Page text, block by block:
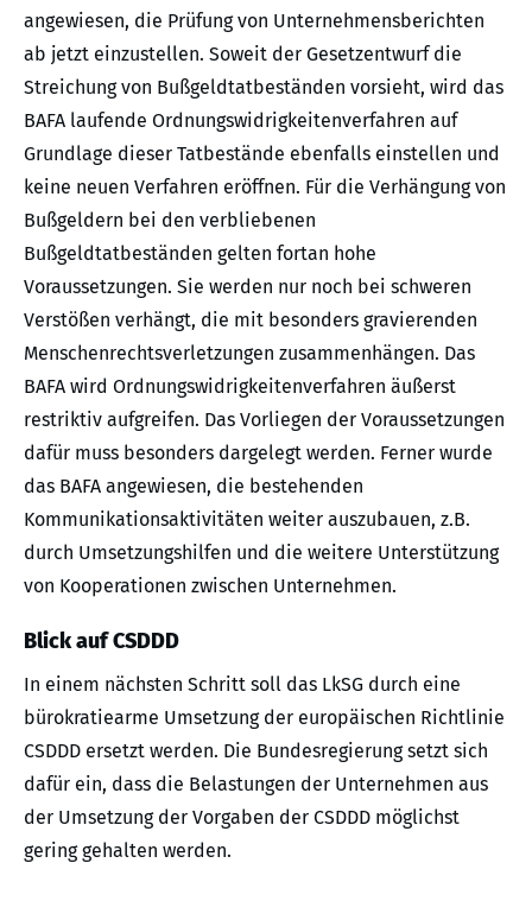
angewiesen, die Prüfung von Unternehmensberichten
ab jetzt einzustellen. Soweit der Gesetzentwurf die
Streichung von Bußgeldtatbeständen vorsieht, wird das
BAFA laufende Ordnungswidrigkeitenverfahren auf
Grundlage dieser Tatbestände ebenfalls einstellen und
keine neuen Verfahren eröffnen. Für die Verhängung von
Bußgeldern bei den verbliebenen
Bußgeldtatbeständen gelten fortan hohe
Voraussetzungen. Sie werden nur noch bei schweren
Verstößen verhängt, die mit besonders gravierenden
Menschenrechtsverletzungen zusammenhängen. Das
BAFA wird Ordnungswidrigkeitenverfahren äußerst
restriktiv aufgreifen. Das Vorliegen der Voraussetzungen
dafür muss besonders dargelegt werden. Ferner wurde
das BAFA angewiesen, die bestehenden
Kommunikationsaktivitäten weiter auszubauen, z.B.
durch Umsetzungshilfen und die weitere Unterstützung
von Kooperationen zwischen Unternehmen.
Blick auf CSDDD
In einem nächsten Schritt soll das LkSG durch eine
bürokratiearme Umsetzung der europäischen Richtlinie
CSDDD ersetzt werden. Die Bundesregierung setzt sich
dafür ein, dass die Belastungen der Unternehmen aus
der Umsetzung der Vorgaben der CSDDD möglichst
gering gehalten werden.